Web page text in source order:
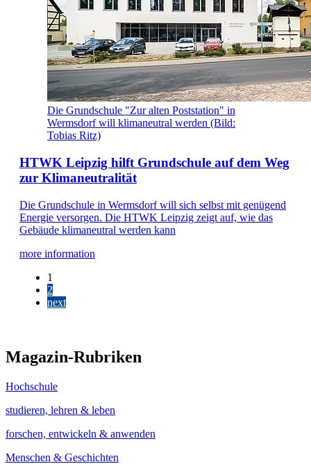
Die Grundschule "Zur alten Poststation" in
Wermsdorf will klimaneutral werden (Bild:
Tobias Ritz)
HTWK Leipzig hilft Grundschule auf dem Weg
zur Klimaneutralität
Die Grundschule in Wermsdorf will sich selbst mit genügend
Energie versorgen. Die HTWK Leipzig zeigt auf, wie das
Gebäude klimaneutral werden kann
more information
1
2
next
Magazin-Rubriken
Hochschule
studieren, lehren & leben
forschen, entwickeln & anwenden
Menschen & Geschichten